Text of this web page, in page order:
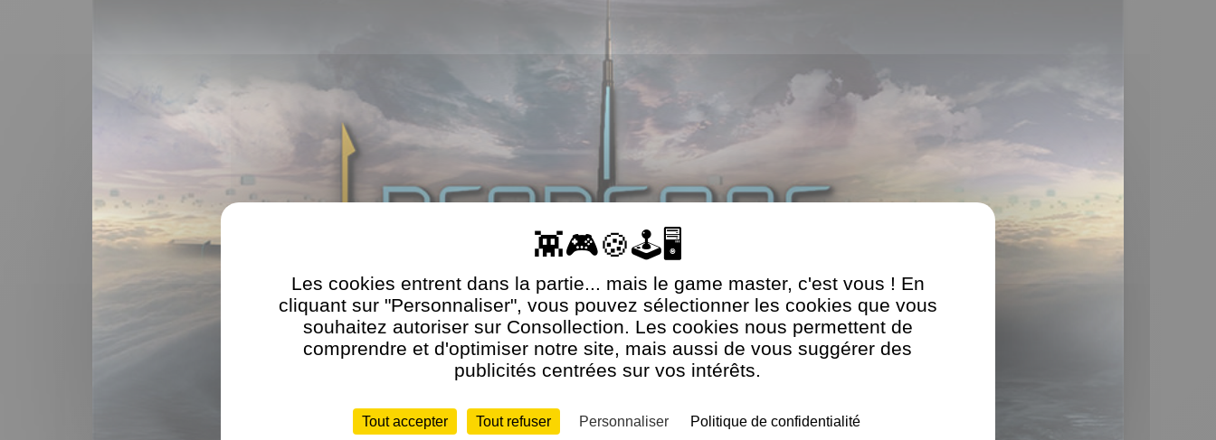
Les cookies entrent dans la partie... mais le game master, c'est vous ! En
cliquant sur "Personnaliser", vous pouvez sélectionner les cookies que vous
souhaitez autoriser sur Consollection. Les cookies nous permettent de
comprendre et d'optimiser notre site, mais aussi de vous suggérer des
publicités centrées sur vos intérêts.
Tout accepter Tout refuser Personnaliser Politique de confidentialité